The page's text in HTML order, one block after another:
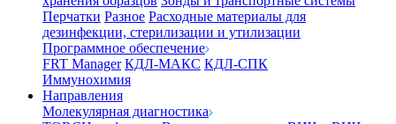
Перчатки Разное Расходные материалы для
дезинфекции, стерилизации и утилизации
Программное обеспечение
FRT Manager КДЛ-МАКС КДЛ-СПК
Иммунохимия
Направления
Молекулярная диагностика